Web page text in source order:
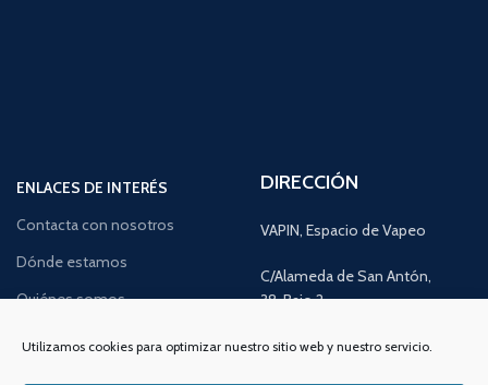
Utilizamos cookies para optimizar nuestro sitio web y nuestro servicio.
ENLACES DE INTERÉS
Contacta con nosotros
Dónde estamos
Quiénes somos
DIRECCIÓN
VAPIN, Espacio de Vapeo
C/Alameda de San Antón,
38, Bajo 2,
Murcia